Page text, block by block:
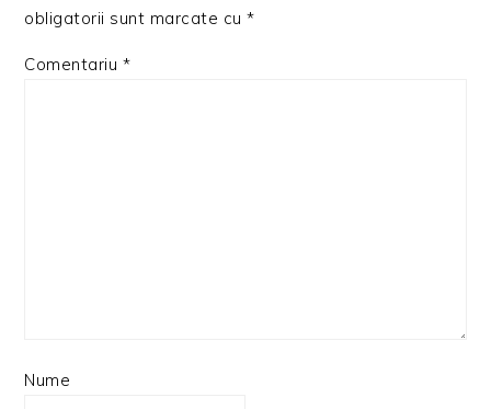
obligatorii sunt marcate cu*
Comentariu *
Nume